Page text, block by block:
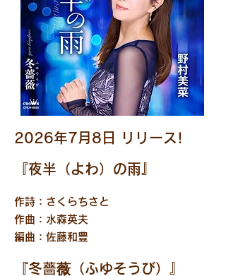
2026年7月8日 リリース!
『夜半（よわ）の雨』
作詩：さくらちさと
作曲：水森英夫
編曲：佐藤和豊
『冬薔薇 （ふゆそうび）』